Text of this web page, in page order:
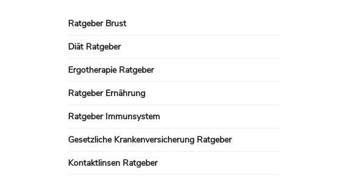
Ratgeber Brust
Diät Ratgeber
Ergotherapie Ratgeber
Ratgeber Ernährung
Ratgeber Immunsystem
Gesetzliche Krankenversicherung Ratgeber
Kontaktlinsen Ratgeber